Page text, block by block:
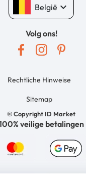
België keyboard_arrow_down
Volg ons!
© Copyright ID Market
Rechtliche Hinweise
Sitemap
veilige betalingen